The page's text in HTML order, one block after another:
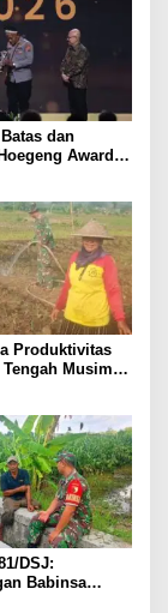
dan
Awards
Produktivitas
Musim
DSJ:
Babinsa